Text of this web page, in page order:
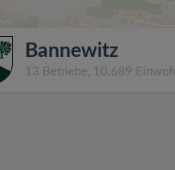
Bannewitz
13 Betriebe, 10.689